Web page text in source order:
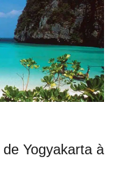
Yogyakarta à